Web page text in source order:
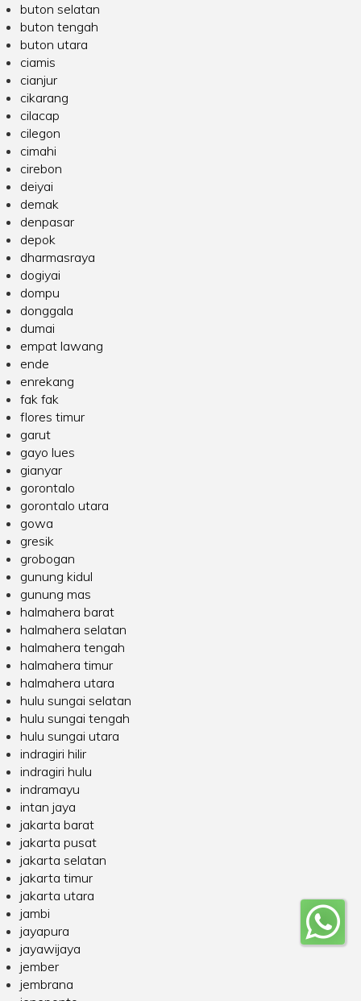
buton selatan
buton tengah
buton utara
ciamis
cianjur
cikarang
cilacap
cilegon
cimahi
cirebon
deiyai
demak
denpasar
depok
dharmasraya
dogiyai
dompu
donggala
dumai
empat lawang
ende
enrekang
fak fak
flores timur
garut
gayo lues
gianyar
gorontalo
gorontalo utara
gowa
gresik
grobogan
gunung kidul
gunung mas
halmahera barat
halmahera selatan
halmahera tengah
halmahera timur
halmahera utara
hulu sungai selatan
hulu sungai tengah
hulu sungai utara
indragiri hilir
indragiri hulu
indramayu
intan jaya
jakarta barat
jakarta pusat
jakarta selatan
jakarta timur
jakarta utara
jambi
jayapura
jayawijaya
jember
jembrana